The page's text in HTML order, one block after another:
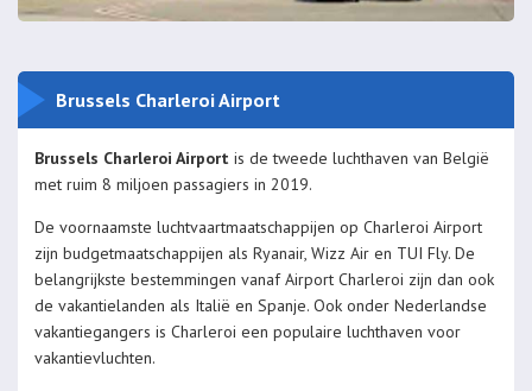
Brussels Charleroi Airport
Brussels Charleroi Airport is de tweede luchthaven van België
met ruim 8 miljoen passagiers in 2019.
De voornaamste luchtvaartmaatschappijen op Charleroi Airport
zijn budgetmaatschappijen als Ryanair, Wizz Air en TUI Fly. De
belangrijkste bestemmingen vanaf Airport Charleroi zijn dan ook
de vakantielanden als Italië en Spanje. Ook onder Nederlandse
vakantiegangers is Charleroi een populaire luchthaven voor
vakantievluchten.